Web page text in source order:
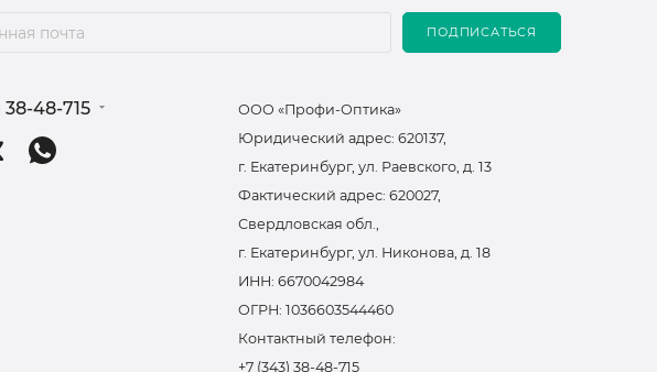
ПОДПИСАТЬСЯ
38-48-715
ООО «Профи-Оптика»
Юридический адрес: 620137,
г. Екатеринбург, ул. Раевского, д. 13
Фактический адрес: 620027,
Свердловская обл.,
г. Екатеринбург, ул. Никонова, д. 18
ИНН: 6670042984
ОГРН: 1036603544460
Контактный телефон:
+7 (343) 38-48-715